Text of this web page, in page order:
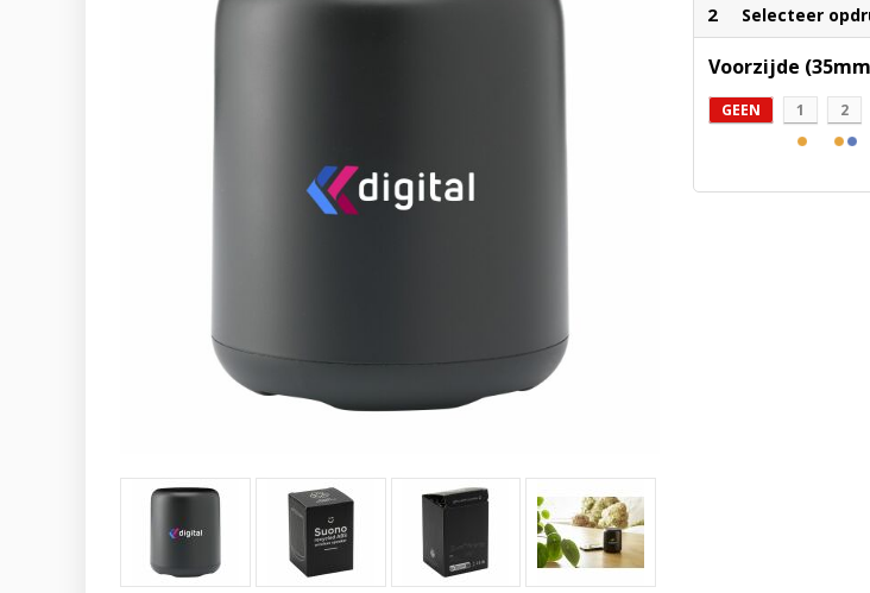
2 Selecteer
Voorzijde
GEEN 1 2